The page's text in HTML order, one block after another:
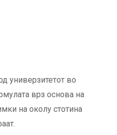
универзитетот во
врз основа на
на околу стотина